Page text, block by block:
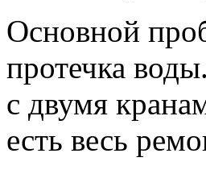
Основной
протечка
с двумя
есть весь